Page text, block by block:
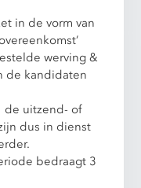
in de vorm van
werving &
de kandidaten
de uitzend- of
dus in dienst
bedraagt 3